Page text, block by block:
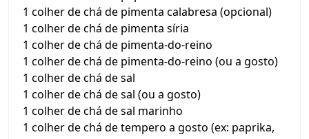
1 colher de chá de pimenta calabresa (opcional)
1 colher de chá de pimenta síria
1 colher de chá de pimenta-do-reino
1 colher de chá de pimenta-do-reino (ou a gosto)
1 colher de chá de sal
1 colher de chá de sal (ou a gosto)
1 colher de chá de sal marinho
1 colher de chá de tempero a gosto (ex: paprika,